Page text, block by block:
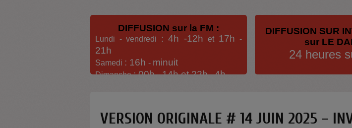
DIFFUSION sur la FM :
Lundi - vendredi : 4h -12h et 17h -
21h
Samedi : 16h - minuit
Dimanche: 00h -14h et 22h-4h
DIFFUSION SUR
sur LE
24 heures
VERSION ORIGINALE # 14 JUIN 2025 –